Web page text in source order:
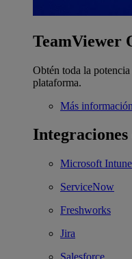
TeamViewer
Obtén toda la
plataforma.
Más información
Integraciones
Microsoft Intune
ServiceNow
Freshworks
Jira